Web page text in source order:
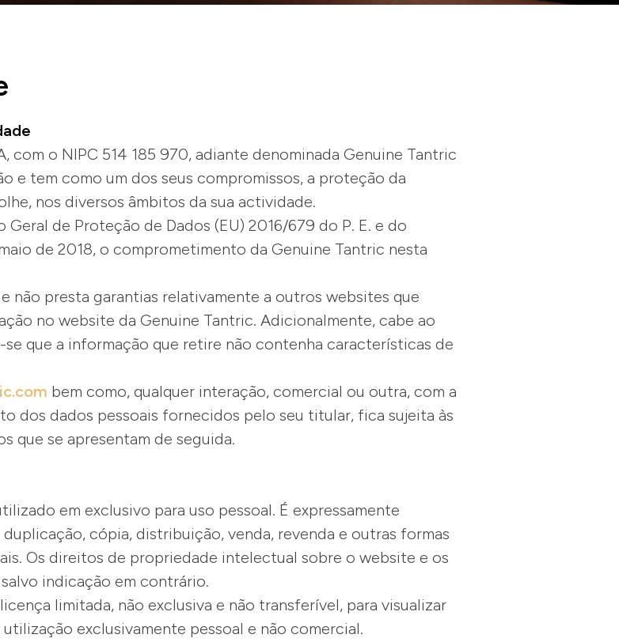
com o NIPC 514 185 970, adiante denominada Genuine Tantric
e tem como um dos seus compromissos, a proteção da
nos diversos âmbitos da sua actividade.
de Proteção de Dados (EU) 2016/679 do P. E. e do
de 2018, o comprometimento da Genuine Tantric nesta
não presta garantias relativamente a outros websites que
no website da Genuine Tantric. Adicionalmente, cabe ao
que a informação que retire não contenha características de
bem como, qualquer interação, comercial ou outra, com a
dos dados pessoais fornecidos pelo seu titular, fica sujeita às
que se apresentam de seguida.
em exclusivo para uso pessoal. É expressamente
cópia, distribuição, venda, revenda e outras formas
Os direitos de propriedade intelectual sobre o website e os
indicação em contrário.
limitada, não exclusiva e não transferível, para visualizar
exclusivamente pessoal e não comercial.